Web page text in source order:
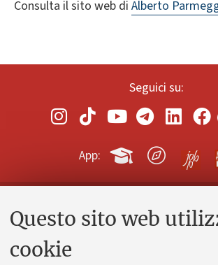
Questo sito web
cookie
Consulta il sito web di Alberto
Seguici su:
App:
Contatti e PEC